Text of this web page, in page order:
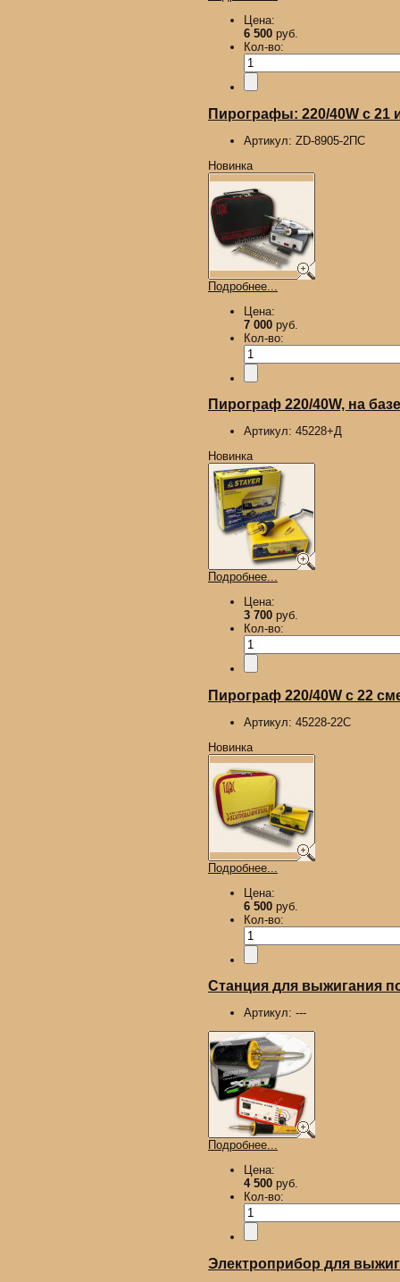
Цена:
6 500 руб.
Кол-во:
Пирографы: 220/40W с 21
Артикул: ZD-8905-2ПС
Новинка
Подробнее...
Цена:
7 000 руб.
Кол-во:
Пирограф 220/40W, на
Артикул: 45228+Д
Новинка
Подробнее...
Цена:
3 700 руб.
Кол-во:
Пирограф 220/40W с 22
Артикул: 45228-22С
Новинка
Подробнее...
Цена:
6 500 руб.
Кол-во:
Станция для выжигания
Артикул: ---
Подробнее...
Цена:
4 500 руб.
Кол-во:
Электроприбор для